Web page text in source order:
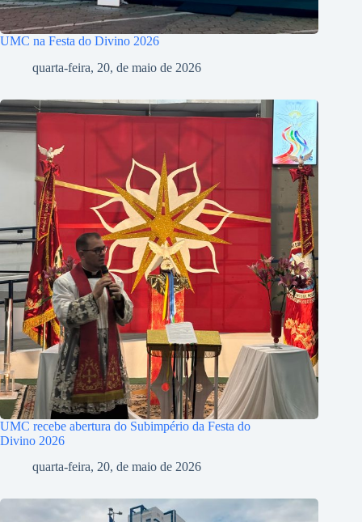
UMC na Festa do Divino 2026
quarta-feira, 20, de maio de 2026
UMC recebe abertura do Subimpério da Festa do
Divino 2026
quarta-feira, 20, de maio de 2026